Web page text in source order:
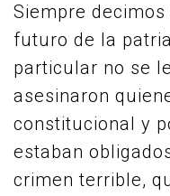
Siempre
futuro de la
particular no se
asesinaron
constitucional y
estaban
crimen terrible,